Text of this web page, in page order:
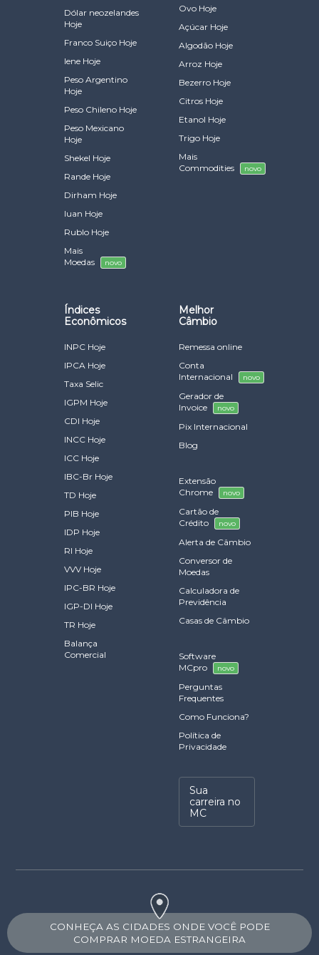
Dólar neozelandes
Hoje
Franco Suiço Hoje
Iene Hoje
Peso Argentino
Hoje
Peso Chileno Hoje
Peso Mexicano
Hoje
Shekel Hoje
Rande Hoje
Dirham Hoje
Iuan Hoje
Rublo Hoje
Mais
Moedas
novo
Ovo Hoje
Açúcar Hoje
Algodão Hoje
Arroz Hoje
Bezerro Hoje
Citros Hoje
Etanol Hoje
Trigo Hoje
Mais
Commodities
novo
Índices
Econômicos
INPC Hoje
IPCA Hoje
Taxa Selic
IGPM Hoje
CDI Hoje
INCC Hoje
ICC Hoje
IBC-Br Hoje
TD Hoje
PIB Hoje
IDP Hoje
RI Hoje
VVV Hoje
IPC-BR Hoje
IGP-DI Hoje
TR Hoje
Balança
Comercial
Melhor
Câmbio
Remessa online
Conta
Internacional
novo
Gerador de
Invoice
novo
Pix Internacional
Blog
Extensão
Chrome
novo
Cartão de
Crédito
novo
Alerta de Câmbio
Conversor de
Moedas
Calculadora de
Previdência
Casas de Câmbio
Software
MCpro
novo
Perguntas
Frequentes
Como Funciona?
Política de
Privacidade
Sua
carreira no
MC
CONHEÇA AS CIDADES ONDE VOCÊ PODE
COMPRAR MOEDA ESTRANGEIRA